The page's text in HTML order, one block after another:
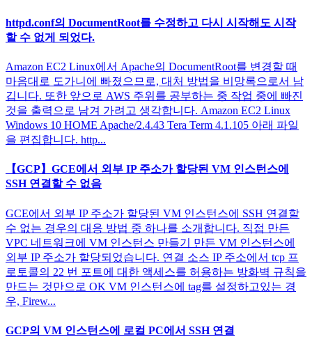
httpd.conf의 DocumentRoot를 수정하고 다시 시작해도 시작
할 수 없게 되었다.
Amazon EC2 Linux에서 Apache의 DocumentRoot를 변경할 때
마음대로 도가니에 빠졌으므로, 대처 방법을 비망록으로서 남
깁니다. 또한 앞으로 AWS 주위를 공부하는 중 작업 중에 빠진
것을 출력으로 남겨 가려고 생각합니다. Amazon EC2 Linux
Windows 10 HOME Apache/2.4.43 Tera Term 4.1.105 아래 파일
을 편집합니다. http...
【GCP】GCE에서 외부 IP 주소가 할당된 VM 인스턴스에
SSH 연결할 수 없음
GCE에서 외부 IP 주소가 할당된 VM 인스턴스에 SSH 연결할
수 없는 경우의 대응 방법 중 하나를 소개합니다. 직접 만든
VPC 네트워크에 VM 인스턴스 만들기 만든 VM 인스턴스에
외부 IP 주소가 할당되었습니다. 연결 소스 IP 주소에서 tcp 프
로토콜의 22 번 포트에 대한 액세스를 허용하는 방화벽 규칙을
만드는 것만으로 OK VM 인스턴스에 tag를 설정하고있는 경
우, Firew...
GCP의 VM 인스턴스에 로컬 PC에서 SSH 연결